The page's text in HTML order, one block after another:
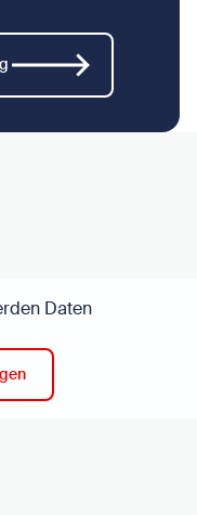
Daten